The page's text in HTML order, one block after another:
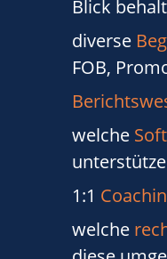
Blick
diverse
FOB,
welche
1:1
welche